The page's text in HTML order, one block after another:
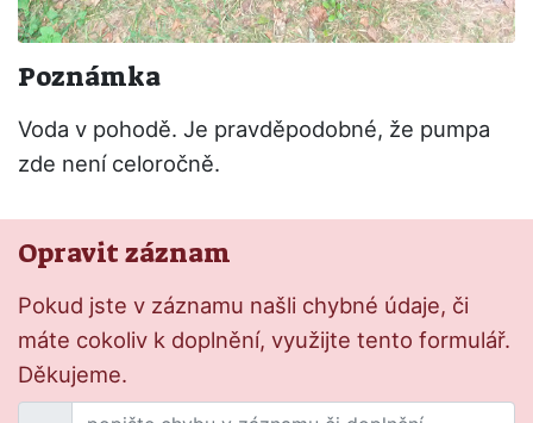
Poznámka
Voda v pohodě. Je pravděpodobné, že pumpa
zde není celoročně.
Opravit záznam
Pokud jste v záznamu našli chybné údaje, či
máte cokoliv k doplnění, využijte tento formulář.
Děkujeme.